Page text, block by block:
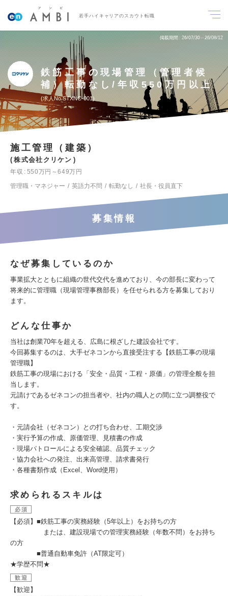
若手ハイキャリアのスカウト転職
掲載期間 26/07/30～26/08/12
鉄筋工事の現場管理（管理者候
補）転勤なし/年収550万円以上
求人No.STXNC-001
施工管理（建築）
株式会社クリケン
年収
550万円～649万円
管理職・マネジャー
英語力不問 転勤なし 社長・役員直下
募集情報
なぜ募集しているのか
事業拡大とともに組織の世代交代を進めており、今の部長に変わって
将来的に管理職（現場管理事務部長）を任せられる方を募集しており
ます。
どんな仕事か
当社は創業70年を超える、広島に根ざした建設会社です。
今回募集するのは、大手ゼネコンから直接受注する【鉄筋工事の現場
管理職】
鉄筋工事の現場における「安全・品質・工程・原価」の管理全般を担
当します。
元請けであるゼネコンの担当者や、社内の職人との間に立つ調整役で
す。
・元請会社（ゼネコン）との打ち合わせ、工期交渉
・実行予算の作成、原価管理、見積書の作成
・現場パトロールによる安全確認、品質チェック
・協力会社への発注、出来高管理、請求書発行
・各種書類作成（Excel、Word使用）
求められるスキルは
必須
【必須】■鉄筋工事の実務経験（5年以上）をお持ちの方
または、建設現場での管理実務経験（年数不問）をお持ち
の方
■普通自動車免許（AT限定可）
★学歴不問★
歓迎
【歓迎】